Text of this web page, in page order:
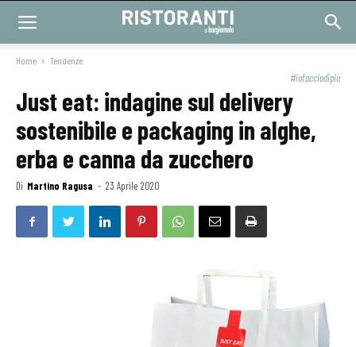
Home Tendenze
#iofacciodipiù
Just eat: indagine sul delivery
sostenibile e packaging in alghe,
erba e canna da zucchero
Di Martino Ragusa - 23 Aprile 2020